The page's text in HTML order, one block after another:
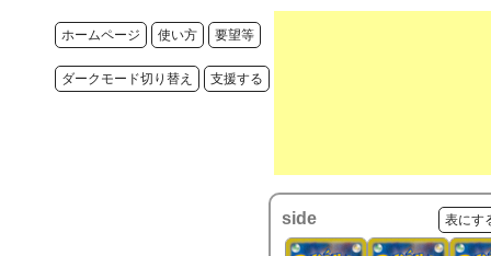
ホームページ 使い方 要望等
ダークモード切り替え 支援する
side 表にす